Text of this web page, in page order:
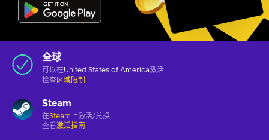
全球
可以在United States of America激活
检查 区域限制
Steam
在Steam 上激活/兑换
查看激活指南